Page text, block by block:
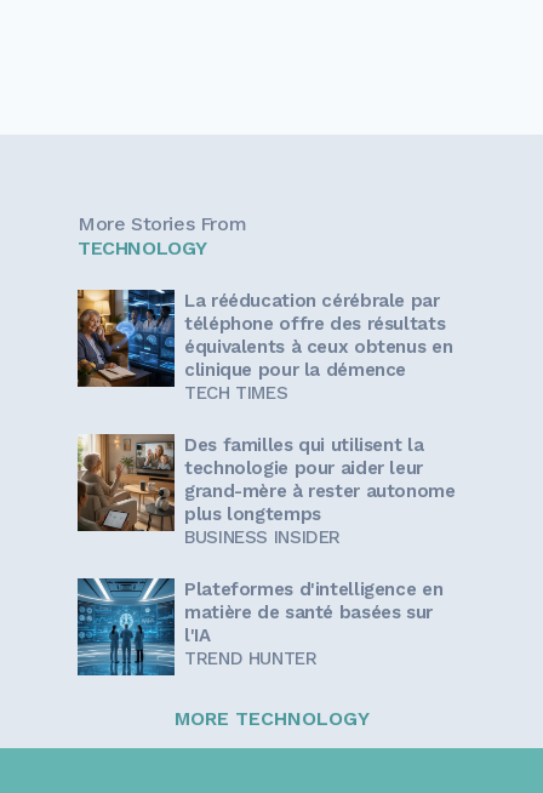
More Stories From
TECHNOLOGY
La rééducation cérébrale par
téléphone offre des résultats
équivalents à ceux obtenus en
clinique pour la démence
TECH TIMES
Des familles qui utilisent la
technologie pour aider leur
grand-mère à rester autonome
plus longtemps
BUSINESS INSIDER
Plateformes d'intelligence en
matière de santé basées sur
l'IA
TREND HUNTER
MORE TECHNOLOGY